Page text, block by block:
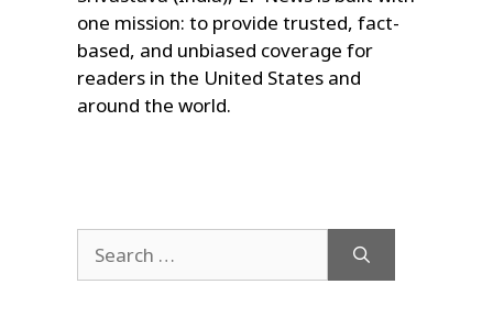
one mission: to provide trusted, fact-
based, and unbiased coverage for
readers in the United States and
around the world.
for: